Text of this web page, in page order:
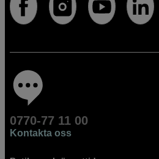
0770-77 11 00
Kontakta oss